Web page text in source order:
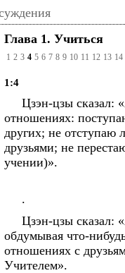
Глава 1. Учиться
1 2 3 4 5 6 7 8 9 10 11 12 13 14
1:4
Цзэн-цзы сказал:
отношениях:
других; не отступаю
друзьями; не
учении)».
.
Цзэн-цзы сказал:
обдумывая что-
отношениях с
Учителем».